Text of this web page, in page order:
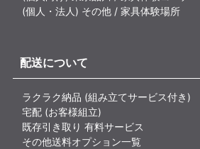
(個人・法人) その他 / 家具体験場所
配送について
ラクラク納品 (組み立てサービス付き)
宅配 (お客様組立)
既存引き取り 有料サービス
その他送料オプション一覧